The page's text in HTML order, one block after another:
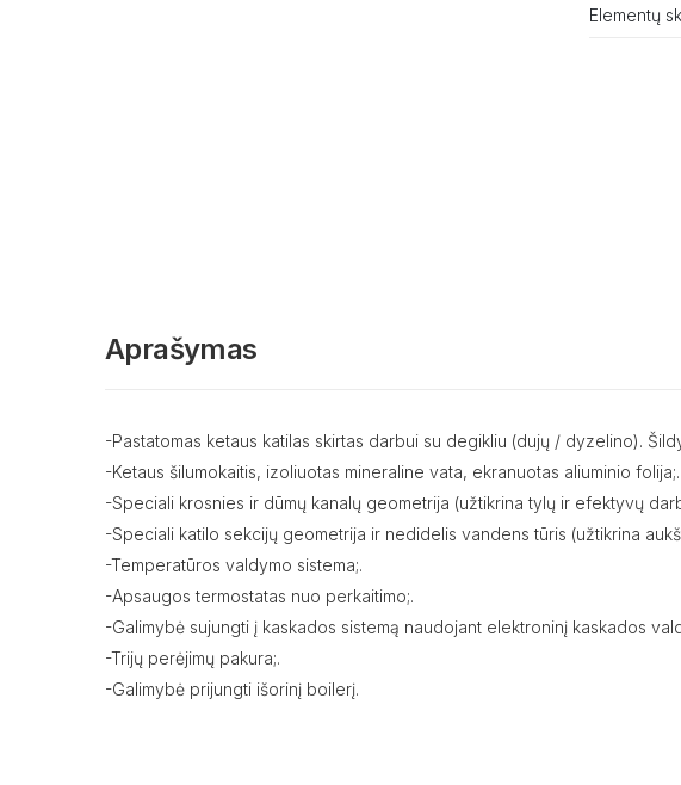
Elementų
Aprašymas
-Pastatomas ketaus katilas skirtas darbui su degikliu (dujų / dyzelino).
-Ketaus šilumokaitis, izoliuotas mineraline vata, ekranuotas aliuminio folija;.
-Speciali krosnies ir dūmų kanalų geometrija (užtikrina tylų ir efektyvų
-Speciali katilo sekcijų geometrija ir nedidelis vandens tūris (užtikrina
-Temperatūros valdymo sistema;.
-Apsaugos termostatas nuo perkaitimo;.
-Galimybė sujungti į kaskados sistemą naudojant elektroninį kaskados
-Trijų perėjimų pakura;.
-Galimybė prijungti išorinį boilerį.